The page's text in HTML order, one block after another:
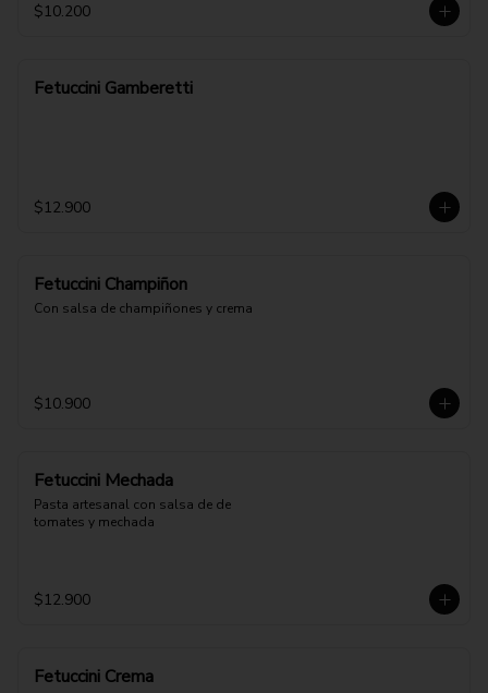
$10.200
Fetuccini Gamberetti
$12.900
Fetuccini Champiñon
Con salsa de champiñones y crema
$10.900
Fetuccini Mechada
Pasta artesanal con salsa de de
tomates y mechada
$12.900
Fetuccini Crema